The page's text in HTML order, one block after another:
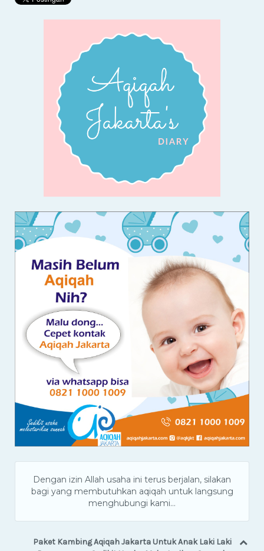
Dengan izin Allah usaha ini terus berjalan, silakan
bagi yang membutuhkan aqiqah untuk langsung
menghubungi kami...
Paket Kambing Aqiqah Jakarta Untuk Anak Laki Laki